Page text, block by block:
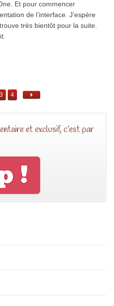
Et pour commencer
de l’interface. J’espère
très bientôt pour la suite.
3 4
et exclusif, c’est par